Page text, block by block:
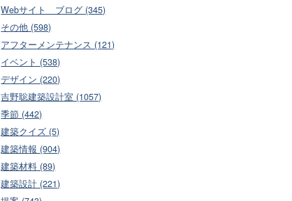
Webサイト ブログ (345)
その他 (598)
アフターメンテナンス (121)
イベント (538)
デザイン (220)
吉野聡建築設計室 (1057)
季節 (442)
建築クイズ (5)
建築情報 (904)
建築材料 (89)
建築設計 (221)